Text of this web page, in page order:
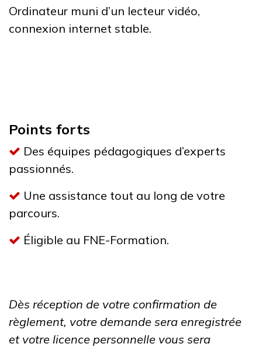
Ordinateur muni d’un lecteur vidéo,
connexion internet stable.
Points forts
Des équipes pédagogiques d’experts
passionnés.
Une assistance tout au long de votre
parcours.
Éligible au FNE-Formation.
Dès réception de votre confirmation de
règlement, votre demande sera enregistrée
et votre licence personnelle vous sera